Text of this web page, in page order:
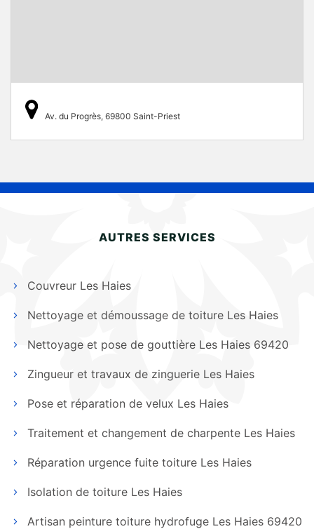
Av. du Progrès, 69800 Saint-Priest
AUTRES SERVICES
Couvreur Les Haies
Nettoyage et démoussage de toiture Les Haies
Nettoyage et pose de gouttière Les Haies 69420
Zingueur et travaux de zinguerie Les Haies
Pose et réparation de velux Les Haies
Traitement et changement de charpente Les Haies
Réparation urgence fuite toiture Les Haies
Isolation de toiture Les Haies
Artisan peinture toiture hydrofuge Les Haies 69420